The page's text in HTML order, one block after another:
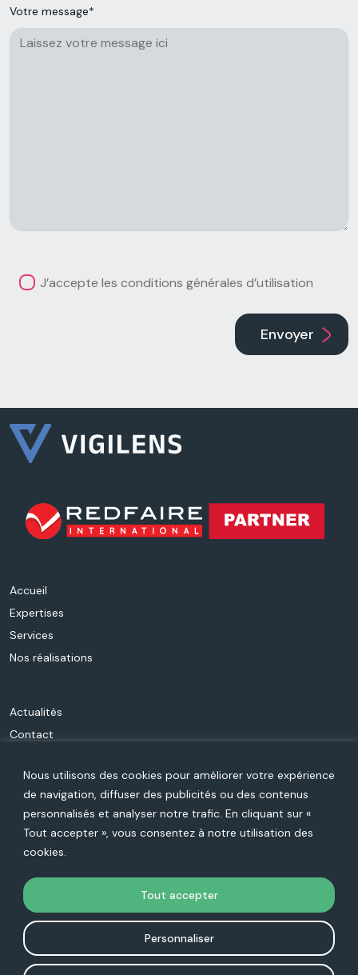
Nous utilisons des cookies pour améliorer votre expérience
de navigation, diffuser des publicités ou des contenus
personnalisés et analyser notre trafic. En cliquant sur «
Tout accepter », vous consentez à notre utilisation des
cookies.
Personnaliser
Tout accepter
Votre message*
J’accepte les conditions générales d’utilisation
Envoyer
Accueil
Expertises
Services
Nos réalisations
Actualités
Contact
Carrière
Rejoignez-nous sur les réseaux :
Oracle et Java sont des marques déposées d’Oracle Corporation et/ou de ses filiales. Les autres